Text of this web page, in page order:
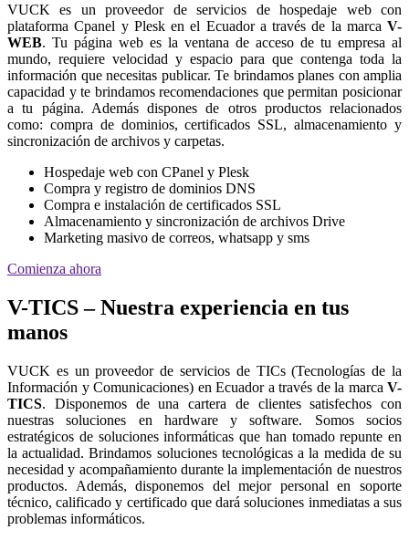
VUCK es un proveedor de servicios de hospedaje web con
plataforma Cpanel y Plesk en el Ecuador a través de la marca V-
WEB. Tu página web es la ventana de acceso de tu empresa al
mundo, requiere velocidad y espacio para que contenga toda la
información que necesitas publicar. Te brindamos planes con amplia
capacidad y te brindamos recomendaciones que permitan posicionar
a tu página. Además dispones de otros productos relacionados
como: compra de dominios, certificados SSL, almacenamiento y
sincronización de archivos y carpetas.
Hospedaje web con CPanel y Plesk
Compra y registro de dominios DNS
Compra e instalación de certificados SSL
Almacenamiento y sincronización de archivos Drive
Marketing masivo de correos, whatsapp y sms
Comienza ahora
V-TICS – Nuestra experiencia en tus
manos
VUCK es un proveedor de servicios de TICs (Tecnologías de la
Información y Comunicaciones) en Ecuador a través de la marca V-
TICS. Disponemos de una cartera de clientes satisfechos con
nuestras soluciones en hardware y software. Somos socios
estratégicos de soluciones informáticas que han tomado repunte en
la actualidad. Brindamos soluciones tecnológicas a la medida de su
necesidad y acompañamiento durante la implementación de nuestros
productos. Además, disponemos del mejor personal en soporte
técnico, calificado y certificado que dará soluciones inmediatas a sus
problemas informáticos.